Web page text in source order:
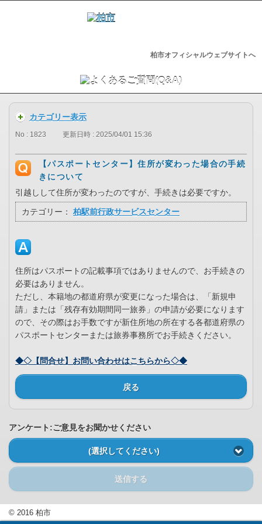
柏市オフィシャルウェブサイトへ
カテゴリー表示
No : 1823 更新日時 : 2025/04/01 15:36
【パスポートセンター】住所が変わった場合の手続
きについて
引越しして住所が変わったのですが、手続きは必要ですか。
カテゴリー： 柏駅前行政サービスセンター
住所はパスポートの記載事項ではありませんので、お手続きの
必要はありません。
ただし、本籍地の都道府県が変更になった場合は、「新規申
請」または「残存有効期間同一旅券」の申請が必要になります
ので、その際はお手数ですが新住所地の所在する各都道府県の
パスポートセンターまたは旅券事務所でお手続きください。
◆◇【問合せ】お問い合わせはこちらから◇◆
戻る
アンケート:ご意見をお聞かせください
(選択してください)
送信する
© 2016 柏市